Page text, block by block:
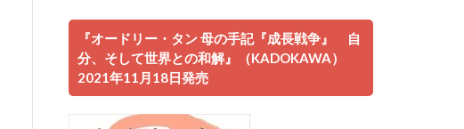
『オードリー・タン 母の手記『成長戦争』 自
分、そして世界との和解』（KADOKAWA）
2021年11月18日発売